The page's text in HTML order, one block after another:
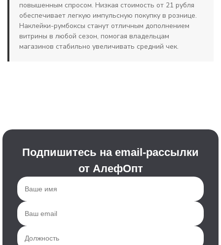
повышенным спросом. Низкая стоимость от 21 рубля
обеспечивает легкую импульсную покупку в рознице.
Наклейки-румбоксы станут отличным дополнением
витрины в любой сезон, помогая владельцам
магазинов стабильно увеличивать средний чек.
Подпишитесь на email-рассылки
от АлефОпт